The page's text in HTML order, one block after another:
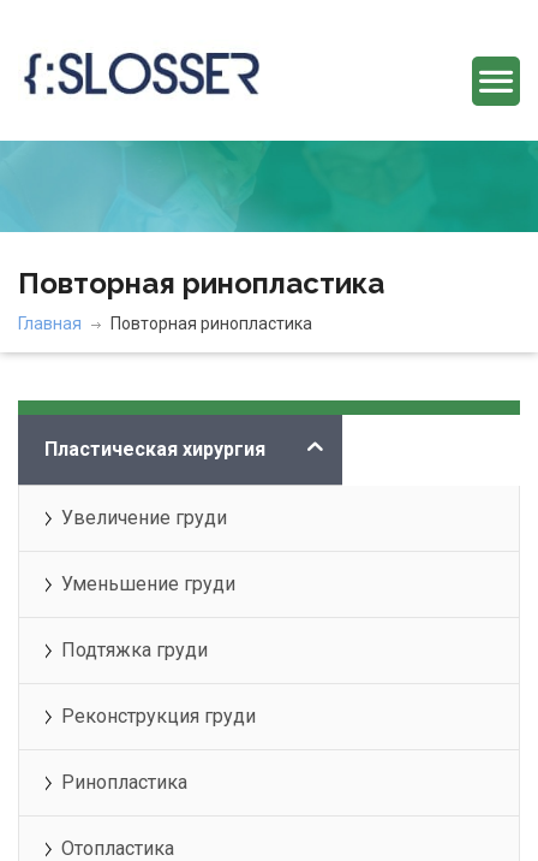
Повторная ринопластика
Главная Повторная ринопластика
Категории
Пластическая хирургия
Увеличение груди
Уменьшение груди
Подтяжка груди
Реконструкция груди
Ринопластика
Отопластика